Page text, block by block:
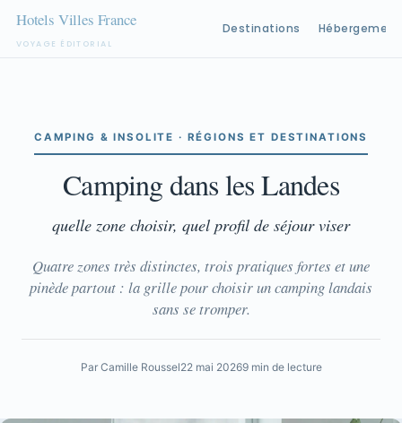
VOYAGE ÉDITORIAL
Destinations Hébergement
CAMPING & INSOLITE · RÉGIONS ET DESTINATIONS
Camping dans les Landes
quelle zone choisir, quel profil de séjour viser
Quatre zones très distinctes, trois pratiques fortes et une
pinède partout : la grille pour choisir un camping landais
sans se tromper.
Par Camille Roussel22 mai 20269 min de lecture